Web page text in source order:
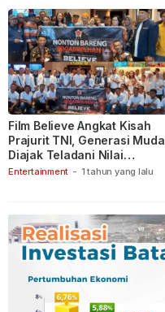
Entertainment - 1 tahun yang lalu
Film Believe Angkat Kisah
Prajurit TNI, Generasi Muda
Diajak Teladani Nilai
Keberanian